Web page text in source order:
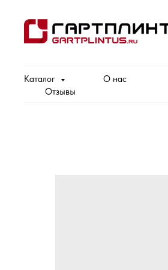
Каталог О нас
Отзывы